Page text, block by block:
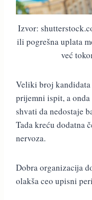
Izvor:
ili pogrešna uplata
već
Veliki broj kandidata
prijemni ispit, a
shvati da nedostaje
Tada kreću dodatna
nervoza.
Dobra organizacija
olakša ceo upisni